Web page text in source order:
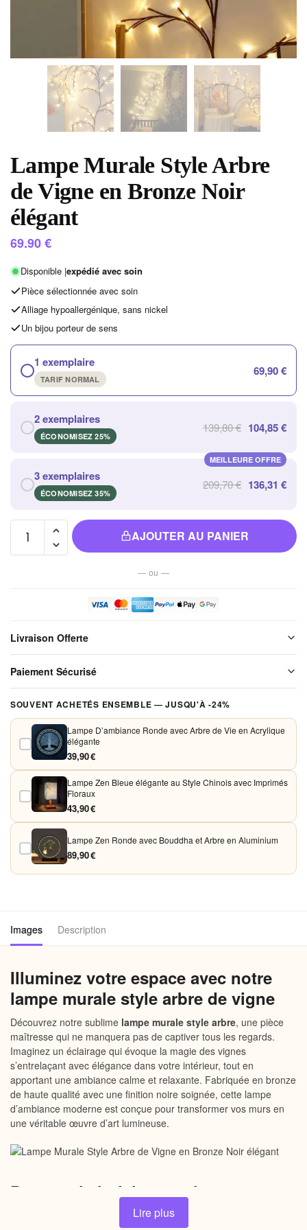
Lampe Murale Style Arbre
de Vigne en Bronze Noir
élégant
69.90€
Disponible |expédié avec soin
Pièce sélectionnée avec soin
Alliage hypoallergénique, sans nickel
Un bijou porteur de sens
1 exemplaire
TARIF NORMAL
69,90 €
2 exemplaires
ÉCONOMISEZ 25%
139,80 € 104,85 €
MEILLEURE OFFRE
3 exemplaires
ÉCONOMISEZ 35%
209,70 € 136,31 €
Vigne
en
Bronze
Noir
élégant
AJOUTER AU PANIER
— ou —
Livraison Offerte
soigneusement emballé avant expédition. Aucun frais de port, jamais.
Paiement Sécurisé
acceptons Visa, Mastercard, PayPal et Apple Pay. Aucune donnée
bancaire n'est conservée sur nos serveurs.
SOUVENT ACHETÉS ENSEMBLE — JUSQU'À -24%
Lampe D’ambiance Ronde avec Arbre de Vie en Acrylique
élégante
39,90 €
Lampe Zen Bleue élégante au Style Chinois avec Imprimés
Floraux
43,90 €
Lampe Zen Ronde avec Bouddha et Arbre en Aluminium
89,90 €
Images Description
Illuminez votre espace avec notre
lampe murale style arbre de vigne
Découvrez notre sublime lampe murale style arbre, une pièce
maîtresse qui ne manquera pas de captiver tous les regards.
Imaginez un éclairage qui évoque la magie des vignes
s’entrelaçant avec élégance dans votre intérieur, tout en
apportant une ambiance calme et relaxante. Fabriquée en bronze
de haute qualité avec une finition noire soignée, cette lampe
d’ambiance moderne est conçue pour transformer vos murs en
une véritable œuvre d’art lumineuse.
Pourquoi choisir notre lampe
murale style arbre ?
Lire plus